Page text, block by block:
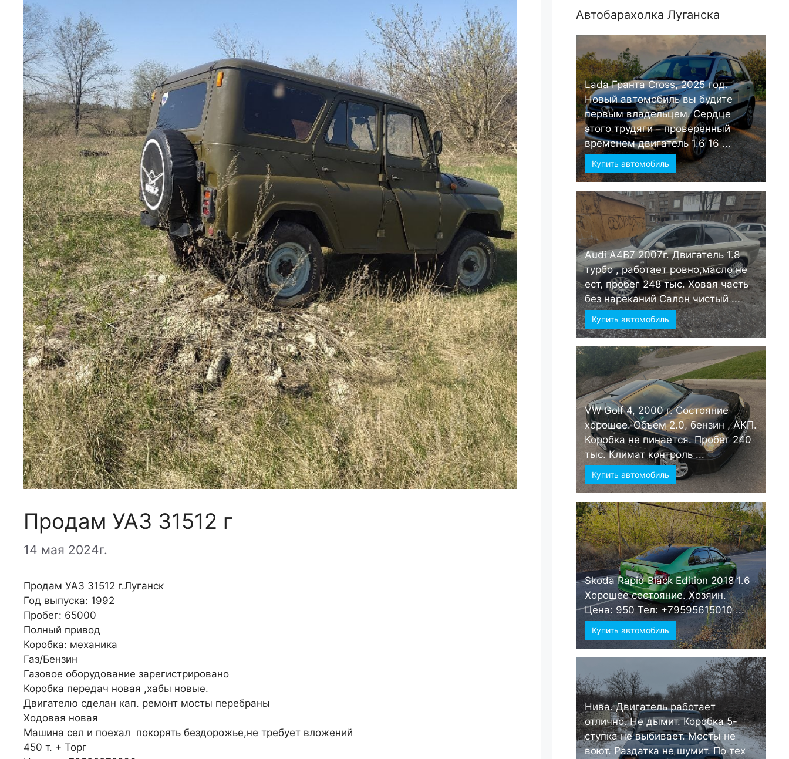
Продам УАЗ 31512 г
14 мая 2024г.
Продам УАЗ 31512 г.Луганск
Год выпуска: 1992
Пробег: 65000
Полный привод
Коробка: механика
Газ/Бензин
Газовое оборудование зарегистрировано
Коробка передач новая ,хабы новые.
Двигателю сделан кап. ремонт мосты перебраны
Ходовая новая
Машина сел и поехал покорять бездорожье,не требует вложений
450 т. + Торг
Автобарахолка Луганска
Lada Гранта Cross, 2025 год.
Новый автомобиль вы будите
первым владельцем. Сердце
этого трудяги – проверенный
временем двигатель 1.6 16 ...
Купить автомобиль
Audi А4B7 2007г. Двигатель 1.8
турбо , работает ровно,масло не
ест, пробег 248 тыс. Ховая часть
без нареканий Салон чистый ...
Купить автомобиль
VW Golf 4, 2000 г. Состояние
хорошее. Объем 2.0, бензин , АКП.
Коробка не пинается. Пробег 240
тыс. Климат контроль ...
Купить автомобиль
Skoda Rapid Black Edition 2018 1.6
Хорошее состояние. Хозяин.
Цена: 950 Тел: +79595615010 ...
Купить автомобиль
Нива. Двигатель работает
отлично. Не дымит. Коробка 5-
ступка не выбивает. Мосты не
воют. Раздатка не шумит. По тех